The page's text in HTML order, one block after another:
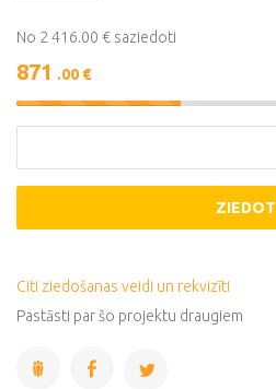
No 2 416.00 € saziedoti
871 .00 €
36%
Complete
ZIEDOT
Citi ziedošanas veidi un rekvizīti
Pastāsti par šo projektu draugiem